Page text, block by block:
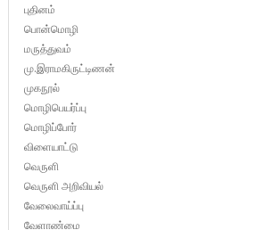
புதினம்
பொன்மொழி
மருத்துவம்
மு.இராமகிருட்டிணன்
முகநூல்
மொழிபெயர்ப்பு
மொழிப்போர்
விளையாட்டு
வெருளி
வெருளி அறிவியல்
வேலைவாய்ப்பு
வேளாண்மை